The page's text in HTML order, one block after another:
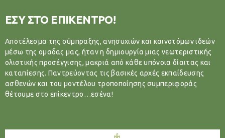
ΕΣΥ ΣΤΟ ΕΠΙΚΕΝΤΡΟ!
Αποτέλεσμα της σύμπραξης, ανησυχιών και καινοτόμων ιδεών
μέσω της ομαδας μας, ήταν η δημιουργία μιας νεωτεριστικής
ολιστικής προσέγγισης, μακριά από κάθε υπόνοια δίαιτας και
καταπίεσης. Παντρεύοντας τις βασικές αρχές εκπαίδευσης
ασθενών και του μοντέλου τροποποίησης συμπεριφοράς
θέτουμε στο επίκεντρο…εσένα!